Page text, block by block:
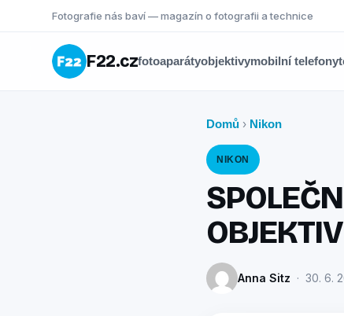
Fotografie nás baví — magazín o fotografii a technice
F22.czfotoaparátyobjektivymobilní telefony
Domů › Nikon
NIKON
Anna Sitz · 30. 6.